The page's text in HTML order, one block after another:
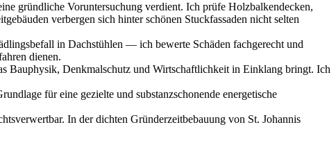
gründliche Voruntersuchung verdient. Ich prüfe Holzbalkendecken,
verbergen sich hinter schönen Stuckfassaden nicht selten
in Dachstühlen — ich bewerte Schäden fachgerecht und
dienen.
Bauphysik, Denkmalschutz und Wirtschaftlichkeit in Einklang bringt. Ich
für eine gezielte und substanzschonende energetische
In der dichten Gründerzeitbebauung von St. Johannis